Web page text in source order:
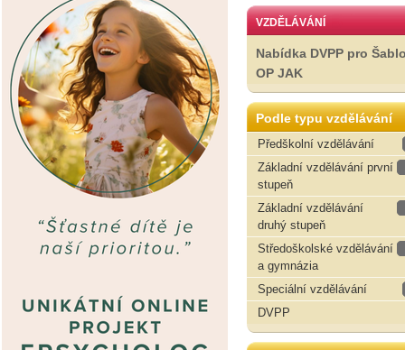
VZDĚLÁVÁNÍ
Nabídka DVPP pro
OP JAK
Podle typu vzdělávání
Předškolní vzdělávání
Základní vzdělávání první
stupeň
Základní vzdělávání
druhý stupeň
Středoškolské vzdělávání
a gymnázia
Speciální vzdělávání
DVPP